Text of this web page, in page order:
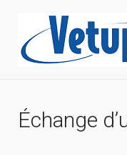
Échange